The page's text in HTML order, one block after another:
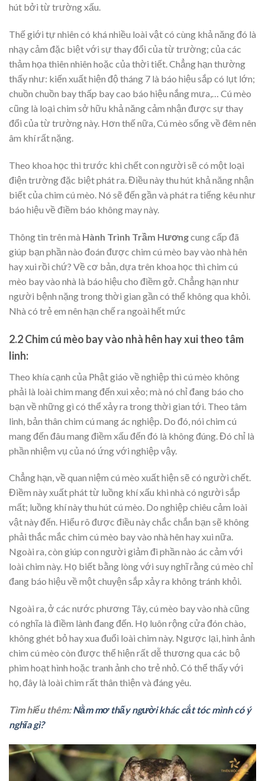
hút bởi từ trường xấu.
Thế giới tự nhiên có khá nhiều loài vật có cùng khả năng đó là
nhạy cảm đặc biệt với sự thay đổi của từ trường; của các
thảm họa thiên nhiên hoặc của thời tiết. Chẳng hạn thường
thấy như: kiến xuất hiện độ tháng 7 là báo hiệu sắp có lụt lớn;
chuồn chuồn bay thấp bay cao báo hiệu nắng mưa,… Cú mèo
cũng là loại chim sở hữu khả năng cảm nhận được sự thay
đổi của từ trường này. Hơn thế nữa, Cú mèo sống về đêm nên
âm khí rất nặng.
Theo khoa học thì trước khi chết con người sẽ có một loại
điện trường đặc biệt phát ra. Điều này thu hút khả năng nhận
biết của chim cú mèo. Nó sẽ đến gần và phát ra tiếng kêu như
báo hiệu về điềm báo không may này.
Thông tin trên mà Hành Trình Trầm Hươngcung cấp đã
giúp bạn phần nào đoán được chim cú mèo bay vào nhà hên
hay xui rồi chứ? Về cơ bản, dựa trên khoa học thì chim cú
mèo bay vào nhà là báo hiệu cho điềm gở. Chẳng hạn như
người bệnh nặng trong thời gian gần có thể không qua khỏi.
Nhà có trẻ em nên hạn chế ra ngoài hết mức
2.2 Chim cú mèo bay vào nhà hên hay xui theo tâm
linh:
Theo khía cạnh của Phật giáo về nghiệp thì cú mèo không
phải là loài chim mang đến xui xẻo; mà nó chỉ đang báo cho
bạn về những gì có thể xảy ra trong thời gian tới. Theo tâm
linh, bản thân chim cú mang ác nghiệp. Do đó, nói chim cú
mang đến đâu mang điềm xấu đến đó là không đúng. Đó chỉ là
phần nhiệm vụ của nó ứng với nghiệp vậy.
Chẳng hạn, về quan niệm cú mèo xuất hiện sẽ có người chết.
Điềm này xuất phát từ luồng khí xấu khi nhà có người sắp
mất; luồng khí này thu hút cú mèo. Do nghiệp chiêu cảm loài
vật này đến. Hiểu rõ được điều này chắc chắn bạn sẽ không
phải thắc mắc chim cú mèo bay vào nhà hên hay xui nữa.
Ngoài ra, còn giúp con người giảm đi phần nào ác cảm với
loài chim này. Họ biết bằng lòng với suy nghĩ rằng cú mèo chỉ
đang báo hiệu về một chuyện sắp xảy ra không tránh khỏi.
Ngoài ra, ở các nước phương Tây, cú mèo bay vào nhà cũng
có nghĩa là điềm lành đang đến. Họ luôn rộng cửa đón chào,
không ghét bỏ hay xua đuổi loài chim này. Ngược lại, hình ảnh
chim cú mèo còn được thể hiện rất dễ thương qua các bộ
phim hoạt hình hoặc tranh ảnh cho trẻ nhỏ. Có thể thấy với
họ, đây là loài chim rất thân thiện và đáng yêu.
Tìm hiểu thêm:Nằm mơ thấy người khác cắt tóc mình có ý
nghĩa gì?